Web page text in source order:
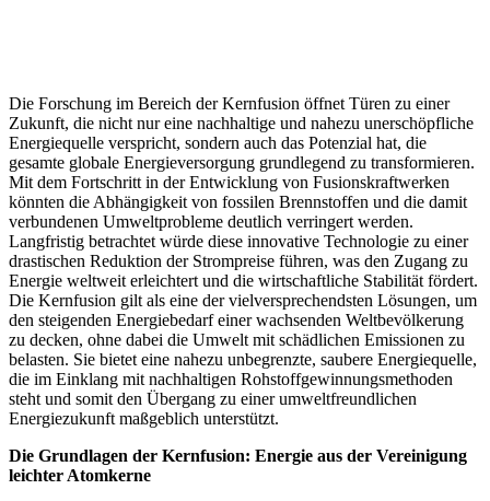
Die Forschung im Bereich der Kernfusion öffnet Türen zu einer
Zukunft, die nicht nur eine nachhaltige und nahezu unerschöpfliche
Energiequelle verspricht, sondern auch das Potenzial hat, die
gesamte globale Energieversorgung grundlegend zu transformieren.
Mit dem Fortschritt in der Entwicklung von Fusionskraftwerken
könnten die Abhängigkeit von fossilen Brennstoffen und die damit
verbundenen Umweltprobleme deutlich verringert werden.
Langfristig betrachtet würde diese innovative Technologie zu einer
drastischen Reduktion der Strompreise führen, was den Zugang zu
Energie weltweit erleichtert und die wirtschaftliche Stabilität fördert.
Die Kernfusion gilt als eine der vielversprechendsten Lösungen, um
den steigenden Energiebedarf einer wachsenden Weltbevölkerung
zu decken, ohne dabei die Umwelt mit schädlichen Emissionen zu
belasten. Sie bietet eine nahezu unbegrenzte, saubere Energiequelle,
die im Einklang mit nachhaltigen Rohstoffgewinnungsmethoden
steht und somit den Übergang zu einer umweltfreundlichen
Energiezukunft maßgeblich unterstützt.
Die Grundlagen der Kernfusion: Energie aus der Vereinigung
leichter Atomkerne